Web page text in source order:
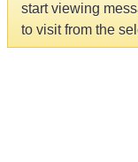
start viewing
to visit from the